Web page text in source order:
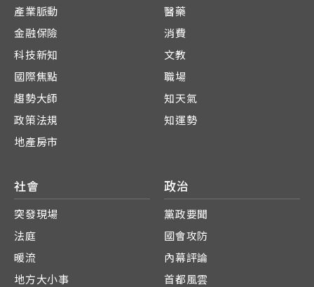
產業脈動
金融保險
科技新知
國際焦點
趨勢大師
政策法規
地產房市
醫藥
消費
文教
職場
知天氣
知運勢
社會
突發現場
法庭
暖流
地方大小事
政治
黨政要聞
國會攻防
內幕評論
首都風雲